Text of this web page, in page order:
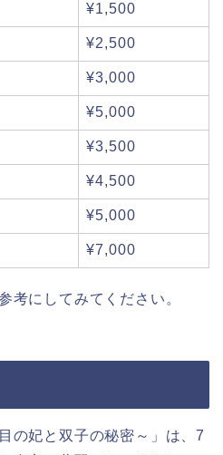
¥1,500
¥2,500
¥3,000
¥5,000
¥3,500
¥4,500
¥5,000
¥7,000
考にしてみてください。
の妃と双子の秘密～」は、7